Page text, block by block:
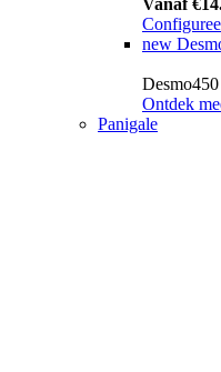
new
Ontdek
Panigale